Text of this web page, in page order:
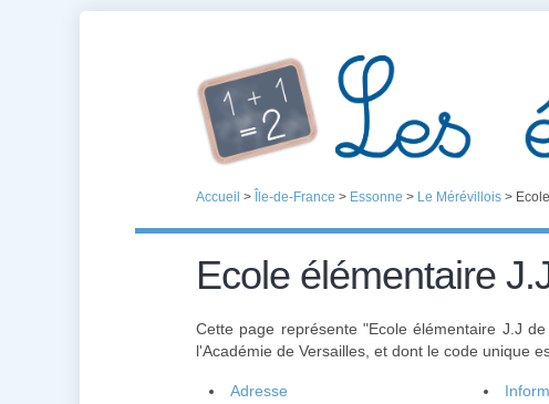
Accueil > Île-de-France > Essonne > Le Mérévillois >
Ecole élémentaire
Cette page représente "Ecole élémentaire J.J de
l'Académie de Versailles, et dont le code unique
Adresse